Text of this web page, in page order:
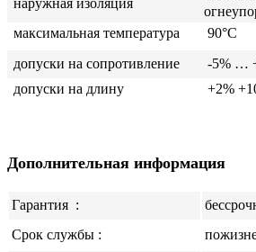
максимальная температура
90°C
допуски на сопротивление
-5% …
допуски на длину
+2%
Дополнительная информация
Гарантия :
Срок службы :